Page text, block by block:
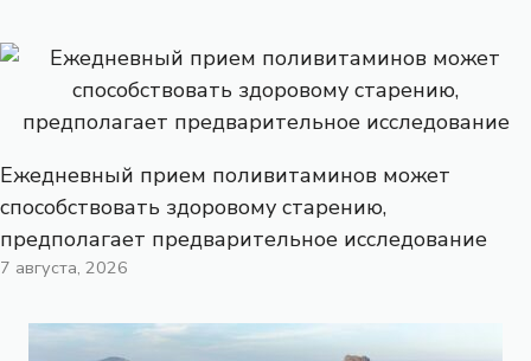
Ежедневный прием поливитаминов может
способствовать здоровому старению,
предполагает предварительное исследование
7 августа, 2026